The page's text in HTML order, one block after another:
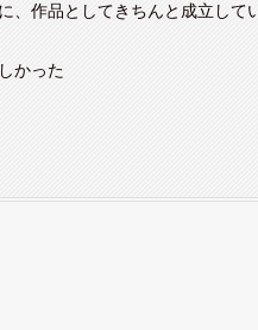
、作品としてきちんと成立して
かった